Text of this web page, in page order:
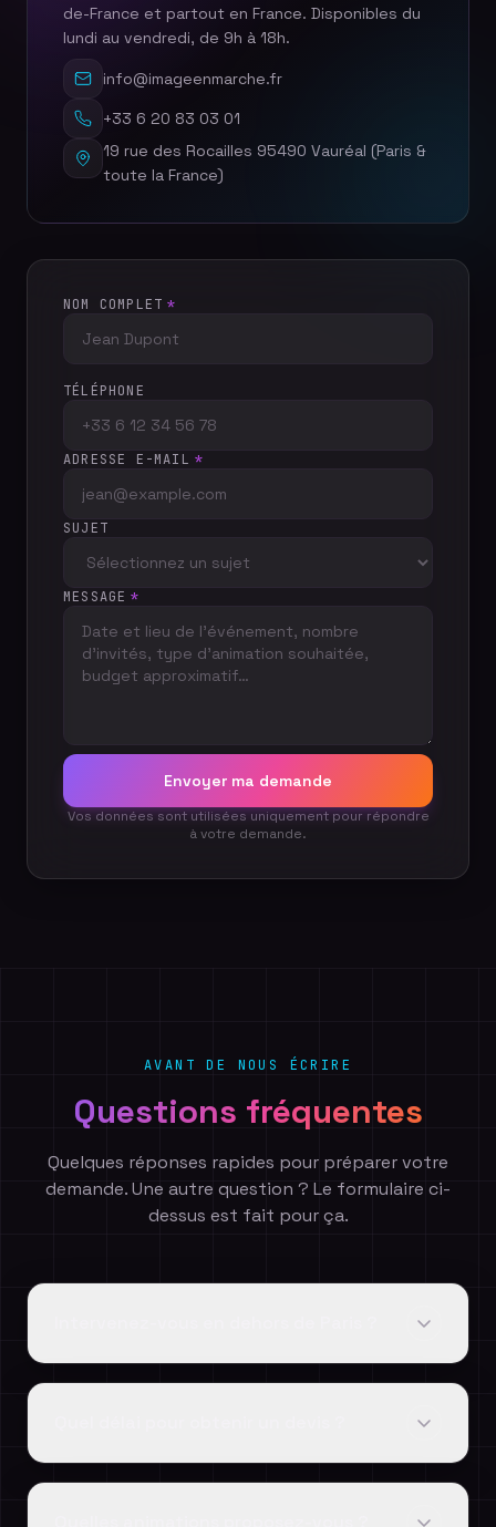
de-France et partout en France. Disponibles du
lundi au vendredi, de 9h à 18h.
info@imageenmarche.fr
+33 6 20 83 03 01
19 rue des Rocailles 95490 Vauréal (Paris &
toute la France)
NOM COMPLET *
TÉLÉPHONE
ADRESSE E-MAIL *
SUJET
MESSAGE *
Envoyer ma demande
Vos données sont utilisées uniquement pour répondre
à votre demande.
AVANT DE NOUS ÉCRIRE
Questions fréquentes
Quelques réponses rapides pour préparer votre
demande. Une autre question ? Le formulaire ci-
dessus est fait pour ça.